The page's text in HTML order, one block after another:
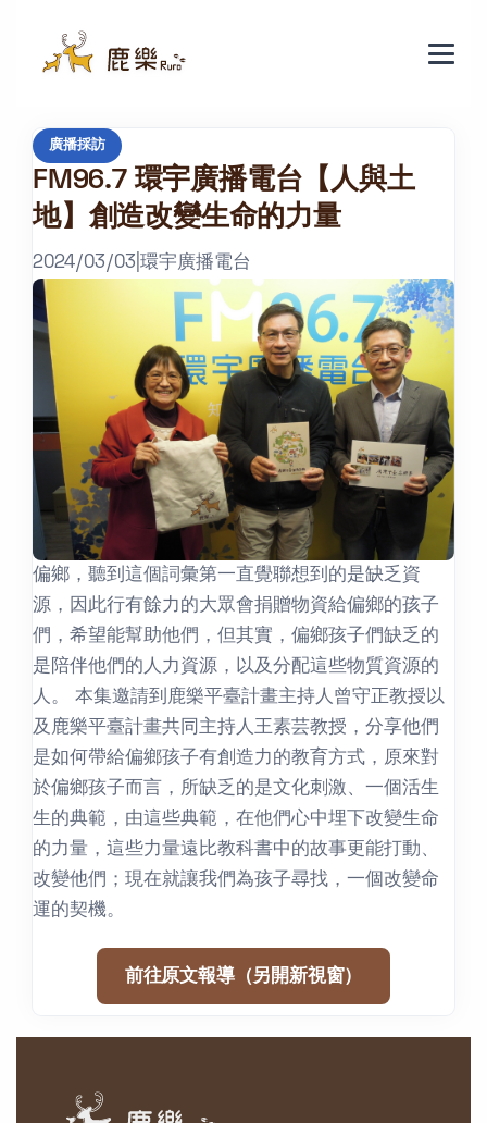
廣播採訪
FM96.7 環宇廣播電台【人與土
地】創造改變生命的力量
2024/03/03 環宇廣播電台
偏鄉，聽到這個詞彙第一直覺聯想到的是缺乏資
源，因此行有餘力的大眾會捐贈物資給偏鄉的孩子
們，希望能幫助他們，但其實，偏鄉孩子們缺乏的
是陪伴他們的人力資源，以及分配這些物質資源的
人。 本集邀請到鹿樂平臺計畫主持人曾守正教授以
及鹿樂平臺計畫共同主持人王素芸教授，分享他們
是如何帶給偏鄉孩子有創造力的教育方式，原來對
於偏鄉孩子而言，所缺乏的是文化刺激、一個活生
生的典範，由這些典範，在他們心中埋下改變生命
的力量，這些力量遠比教科書中的故事更能打動、
改變他們；現在就讓我們為孩子尋找，一個改變命
運的契機。
前往原文報導（另開新視窗）